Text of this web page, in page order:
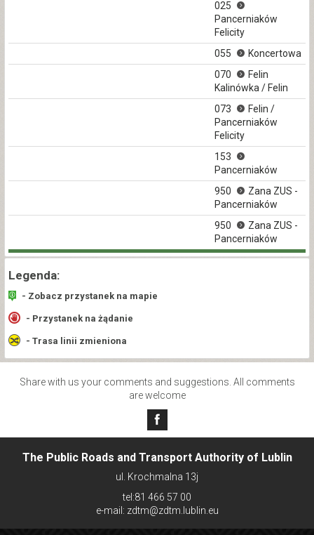
025
Pancerniaków
Felicity
055
Koncertowa
070
Felin
Kalinówka / Felin
073
Felin /
Pancerniaków
Felicity
153
Pancerniaków
950
Zana ZUS -
Pancerniaków
950
Zana ZUS -
Pancerniaków
Legenda:
- Zobacz przystanek na mapie
- Przystanek na żądanie
- Trasa linii zmieniona
Share with us your comments and suggestions. All comments
are welcome
The Public Roads and Transport Authority of Lublin
ul. Krochmalna 13j
tel:81 466 57 00
e-mail: zdtm@zdtm.lublin.eu